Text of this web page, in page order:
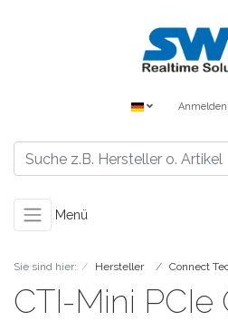
Anmelden
Menü
Sie sind hier: Hersteller Connect
CTI-Mini PCIe